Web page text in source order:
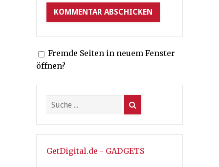
Fremde Seiten in neuem Fenster
öffnen?
GetDigital.de - GADGETS